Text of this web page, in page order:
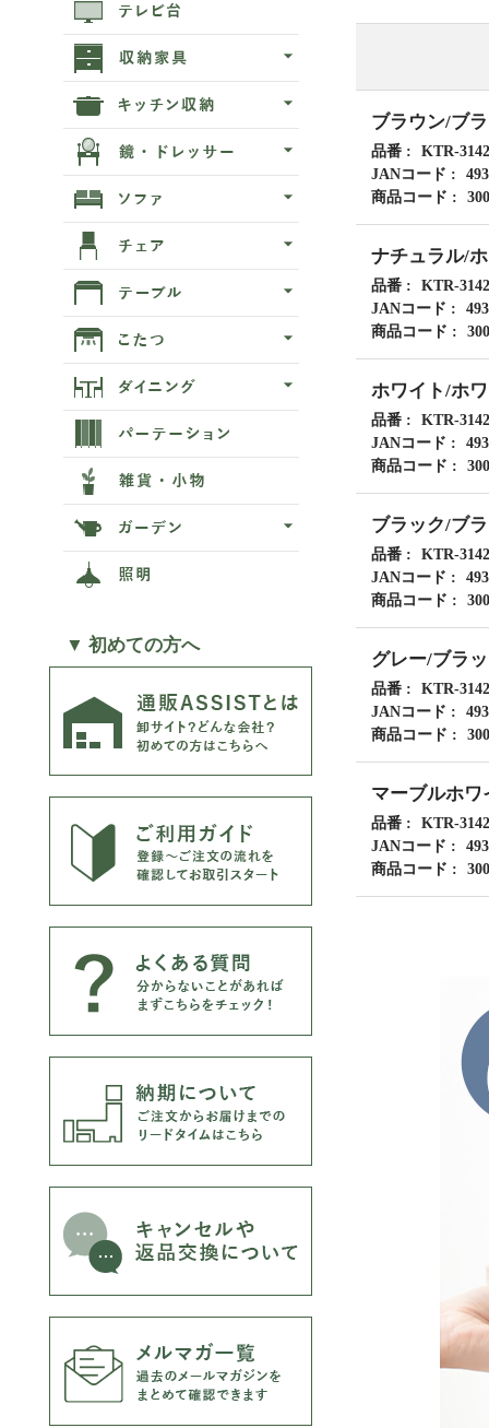
ブラウン/ブ
品番
KTR-
JANコード
商品コード
ナチュラル/
品番
KTR-
JANコード
商品コード
ホワイト/ホ
品番
KTR-
JANコード
商品コード
ブラック/ブ
品番
KTR-
JANコード
商品コード
グレー/ブラ
品番
KTR-
JANコード
商品コード
マーブルホ
品番
KTR-
JANコード
商品コード
▼ 初めての方へ